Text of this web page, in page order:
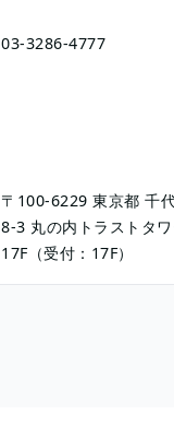
03-3286-4777
〒100-6229東京都千
8-3 丸の内トラストタ
17F（受付：17F）